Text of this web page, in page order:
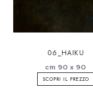
06_HAIKU
cm 90 x 90
SCOPRI IL PREZZO